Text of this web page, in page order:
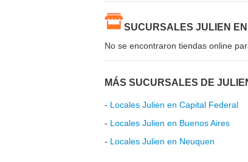
SUCURSALES JULIEN
No se encontraron tiendas online
MÁS SUCURSALES DE
- Locales Julien en Capital Federal
- Locales Julien en Buenos Aires
- Locales Julien en Neuquen